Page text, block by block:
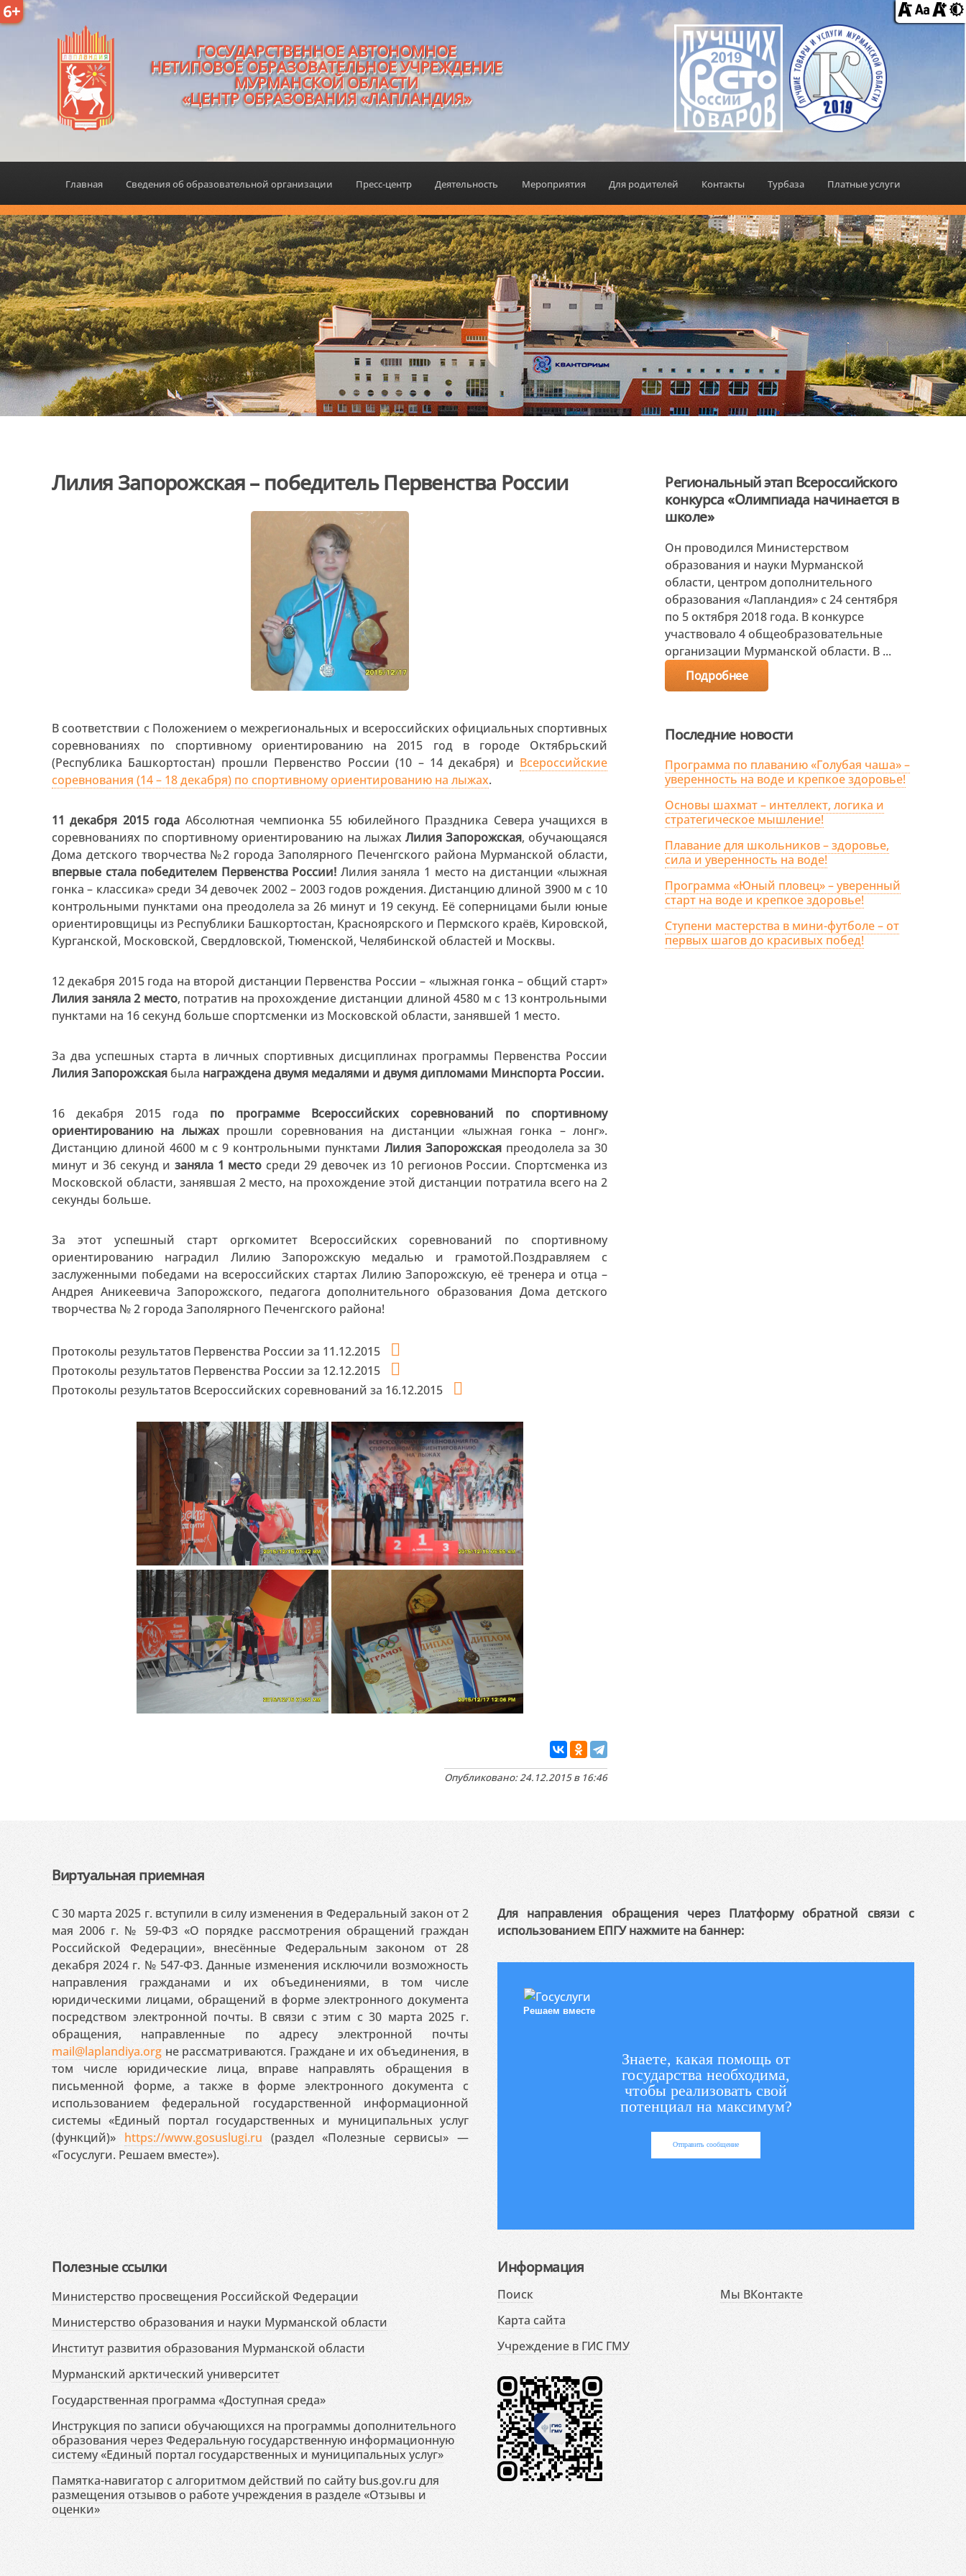
6+
ГОСУДАРСТВЕННОЕ АВТОНОМНОЕ
НЕТИПОВОЕ ОБРАЗОВАТЕЛЬНОЕ УЧРЕЖДЕНИЕ
МУРМАНСКОЙ ОБЛАСТИ
«ЦЕНТР ОБРАЗОВАНИЯ «ЛАПЛАНДИЯ»
Главная Сведения об образовательной организации Пресс-центр Деятельность Мероприятия Для родителей Контакты Турбаза Платные услуги
Лилия Запорожская – победитель Первенства России
В соответствии с Положением о межрегиональных и всероссийских официальных спортивных
соревнованиях по спортивному ориентированию на 2015 год в городе Октябрьский
(Республика Башкортостан) прошли Первенство России (10 – 14 декабря) и Всероссийские
соревнования (14 – 18 декабря) по спортивному ориентированию на лыжах.
11 декабря 2015 года Абсолютная чемпионка 55 юбилейного Праздника Севера учащихся в
соревнованиях по спортивному ориентированию на лыжах Лилия Запорожская, обучающаяся
Дома детского творчества №2 города Заполярного Печенгского района Мурманской области,
впервые стала победителем Первенства России! Лилия заняла 1 место на дистанции «лыжная
гонка – классика» среди 34 девочек 2002 – 2003 годов рождения. Дистанцию длиной 3900 м с 10
контрольными пунктами она преодолела за 26 минут и 19 секунд. Её соперницами были юные
ориентировщицы из Республики Башкортостан, Красноярского и Пермского краёв, Кировской,
Курганской, Московской, Свердловской, Тюменской, Челябинской областей и Москвы.
12 декабря 2015 года на второй дистанции Первенства России – «лыжная гонка – общий старт»
Лилия заняла 2 место, потратив на прохождение дистанции длиной 4580 м с 13 контрольными
пунктами на 16 секунд больше спортсменки из Московской области, занявшей 1 место.
За два успешных старта в личных спортивных дисциплинах программы Первенства России
Лилия Запорожская была награждена двумя медалями и двумя дипломами Минспорта России.
16 декабря 2015 года по программе Всероссийских соревнований по спортивному
ориентированию на лыжахпрошли соревнования на дистанции «лыжная гонка – лонг».
Дистанцию длиной 4600 м с 9 контрольными пунктами Лилия Запорожскаяпреодолела за 30
минут и 36 секунд и заняла 1 место среди 29 девочек из 10 регионов России. Спортсменка из
Московской области, занявшая 2 место, на прохождение этой дистанции потратила всего на 2
секунды больше.
За этот успешный старт оргкомитет Всероссийских соревнований по спортивному
ориентированию наградил Лилию Запорожскую медалью и грамотой.Поздравляем с
заслуженными победами на всероссийских стартах Лилию Запорожскую, её тренера и отца –
Андрея Аникеевича Запорожского, педагога дополнительного образования Дома детского
творчества № 2 города Заполярного Печенгского района!
Протоколы результатов Первенства России за 11.12.2015
Протоколы результатов Первенства России за 12.12.2015
Протоколы результатов Всероссийских соревнований за 16.12.2015
Опубликовано: 24.12.2015 в 16:46
Региональный этап Всероссийского
конкурса «Олимпиада начинается в
школе»
Он проводился Министерством
образования и науки Мурманской
области, центром дополнительного
образования «Лапландия» с 24 сентября
по 5 октября 2018 года. В конкурсе
участвовало 4 общеобразовательные
организации Мурманской области. В ...
Подробнее
Последние новости
Программа по плаванию «Голубая чаша» –
уверенность на воде и крепкое здоровье!
Основы шахмат – интеллект, логика и
стратегическое мышление!
Плавание для школьников – здоровье,
сила и уверенность на воде!
Программа «Юный пловец» – уверенный
старт на воде и крепкое здоровье!
Ступени мастерства в мини-футболе – от
первых шагов до красивых побед!
Виртуальная приемная
С 30 марта 2025 г. вступили в силу изменения в Федеральный закон от 2
мая 2006 г. № 59-ФЗ «О порядке рассмотрения обращений граждан
Российской Федерации», внесённые Федеральным законом от 28
декабря 2024 г. № 547-ФЗ. Данные изменения исключили возможность
направления гражданами и их объединениями, в том числе
юридическими лицами, обращений в форме электронного документа
посредством электронной почты. В связи с этим с 30 марта 2025 г.
обращения, направленные по адресу электронной почты
mail@laplandiya.org не рассматриваются. Граждане и их объединения, в
том числе юридические лица, вправе направлять обращения в
письменной форме, а также в форме электронного документа с
использованием федеральной государственной информационной
системы «Единый портал государственных и муниципальных услуг
(функций)» https://www.gosuslugi.ru (раздел «Полезные сервисы» —
«Госуслуги. Решаем вместе»).
Для направления обращения через Платформу обратной связи с
использованием ЕПГУ нажмите на баннер:
Решаем вместе
Знаете, какая помощь от
государства необходима,
чтобы реализовать свой
потенциал на максимум?
Отправить сообщение
Полезные ссылки
Министерство просвещения Российской Федерации
Министерство образования и науки Мурманской области
Институт развития образования Мурманской области
Мурманский арктический университет
Государственная программа «Доступная среда»
Инструкция по записи обучающихся на программы дополнительного
образования через Федеральную государственную информационную
систему «Единый портал государственных и муниципальных услуг»
Памятка-навигатор с алгоритмом действий по сайту bus.gov.ru для
размещения отзывов о работе учреждения в разделе «Отзывы и
оценки»
Информация
Поиск
Карта сайта
Учреждение в ГИС ГМУ
Мы ВКонтакте